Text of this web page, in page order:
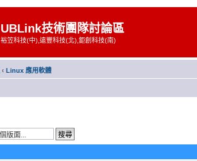
UBLink技術團隊討論區
裕笠科技(中),遠豐科技(北),鉅創科技(南)
‹ Linux 應用軟體